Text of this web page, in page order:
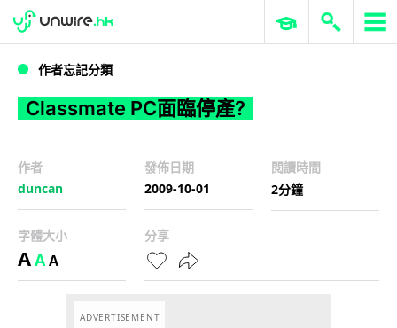
Classmate PC面臨停產?
WWDC 2026 ERP 與商業 AI
作者忘記分類
Classmate PC面臨停產?
作者
duncan
發佈日期
2009-10-01
閱讀時間
2分鐘
字體大小
AAA
分享
ADVERTISEMENT